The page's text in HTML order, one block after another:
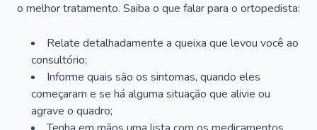
o melhor tratamento. Saiba o que falar para o ortopedista:
Relate detalhadamente a queixa que levou você ao
consultório;
Informe quais são os sintomas, quando eles
começaram e se há alguma situação que alivie ou
agrave o quadro;